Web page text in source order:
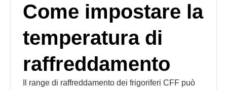
Come impostare la
temperatura di
raffreddamento
Il range di raffreddamento dei frigoriferi CFF può